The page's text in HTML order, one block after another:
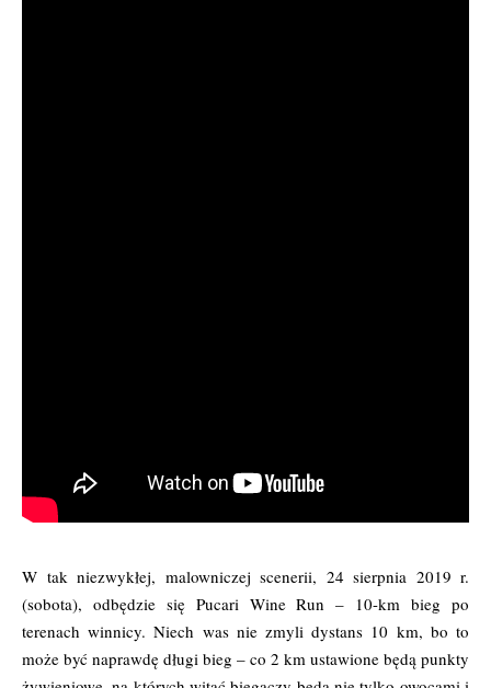
W tak niezwykłej, malowniczej scenerii, 24 sierpnia 2019 r.
(sobota), odbędzie się Pucari Wine Run – 10-km bieg po
terenach winnicy. Niech was nie zmyli dystans 10 km, bo to
może być naprawdę długi bieg – co 2 km ustawione będą punkty